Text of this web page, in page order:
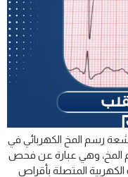
رسم المخ الكهربائي في
المخ، وهي عبارة عن فحص
المتصلة بأقراص